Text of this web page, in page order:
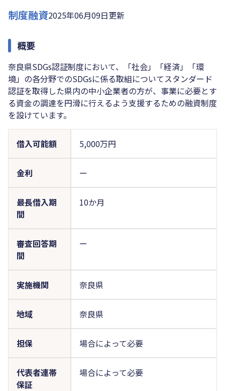
制度融資2025年06月09日更新
概要
奈良県SDGs認証制度において、「社会」「経済」「環
境」の各分野でのSDGsに係る取組についてスタンダード
認証を取得した県内の中小企業者の方が、事業に必要とす
る資金の調達を円滑に行えるよう支援するための融資制度
を設けています。
借入可能額 5,000万円
金利 ー
最長借入期
間
10か月
審査回答期
間
ー
実施機関 奈良県
地域 奈良県
担保 場合によって必要
代表者連帯
保証
場合によって必要